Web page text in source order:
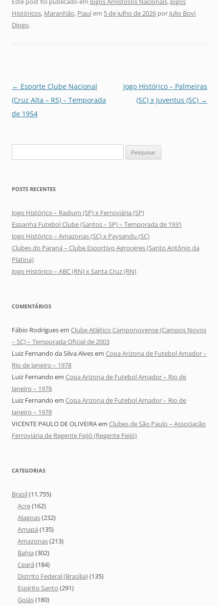
Históricos, Maranhão, Piauíem 5 de julho de 2026 por Julio Bovi
Diogo.
Navegação
de
posts
← Esporte Clube Nacional
(Cruz Alta – RS) – Temporada
de 1954
Jogo Histórico – Palmeiras
(SC) x Juventus (SC) →
por:
POSTS RECENTES
Jogo Histórico – Radium (SP) x Ferroviária (SP)
Espanha Futebol Clube (Santos – SP) – Temporada de 1931
Jogo Histórico – Amazonas (SC) x Paysandu (SC)
Clubes do Paraná – Clube Esportivo Agroceres (Santo Antônio da
Platina)
Jogo Histórico – ABC (RN) x Santa Cruz (RN)
COMENTÁRIOS
Fábio Rodriguesem Clube Atlético Camponovense (Campos Novos
– SC) – Temporada Oficial de 2003
Luiz Fernando da Silva Alvesem Copa Arizona de Futebol Amador –
Rio de Janeiro – 1978
Luiz Fernando em Copa Arizona de Futebol Amador – Rio de
Janeiro – 1978
Luiz Fernando em Copa Arizona de Futebol Amador – Rio de
Janeiro – 1978
VICENTE PAULO DE OLIVEIRAem Clubes de São Paulo – Associação
Ferroviária de Regente Feijó (Regente Feijó)
CATEGORIAS
Brasil(11.755)
Acre(162)
Alagoas(232)
Amapá (135)
Amazonas(213)
Bahia (302)
Ceará (184)
Distrito Federal (Brasília)(135)
Espírito Santo (291)
Goiás(180)